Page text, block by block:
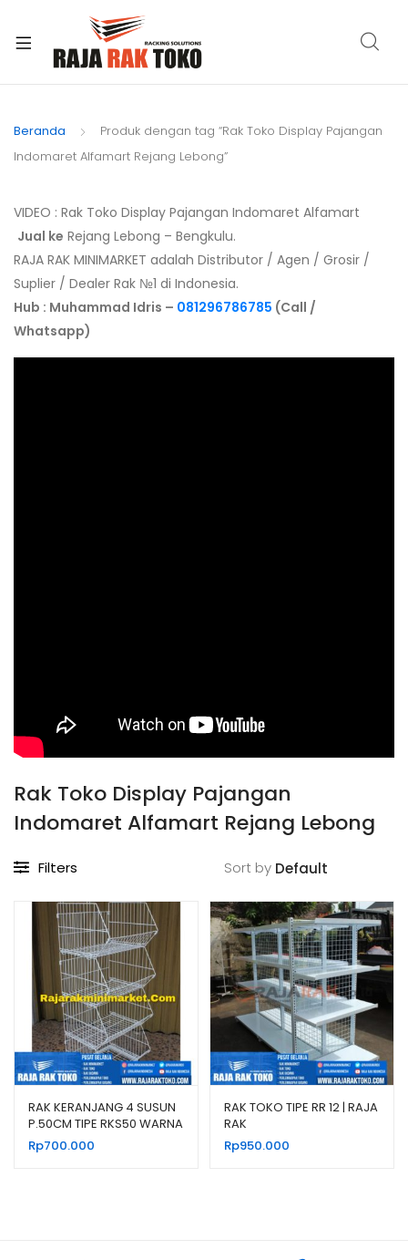
Beranda
Produk dengan tag “Rak Toko Display Pajangan
Indomaret Alfamart Rejang Lebong”
VIDEO : Rak Toko Display Pajangan Indomaret Alfamart
Jual ke Rejang Lebong – Bengkulu.
RAJA RAK MINIMARKET adalah Distributor / Agen / Grosir /
Suplier / Dealer Rak №1 di Indonesia.
Hub : Muhammad Idris – 081296786785 (Call /
Whatsapp)
Rak Toko Display Pajangan
Indomaret Alfamart Rejang Lebong
Filters Sort by
RAK KERANJANG 4 SUSUN
P.50CM TIPE RKS50 WARNA
HITAM & PUTIH
Rp700.000
RAK TOKO TIPE RR 12 | RAJA
RAK
Rp950.000